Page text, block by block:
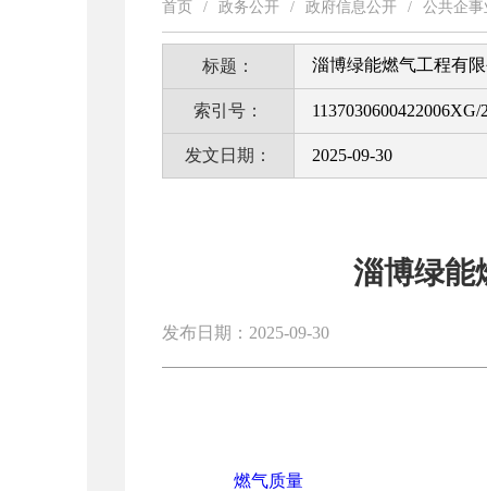
首页 / 政务公开 / 政府信息公开 / 公共企
标题： 淄博绿能燃气工程有
索引号： 1137030600422006XG/
发文日期： 2025-09-30
淄博绿能
发布日期：2025-09-30
燃气质量